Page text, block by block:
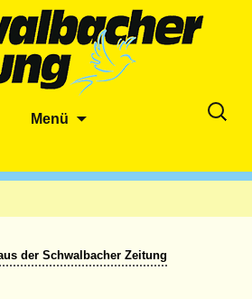
Menü
Suche
der Schwalbacher Zeitung